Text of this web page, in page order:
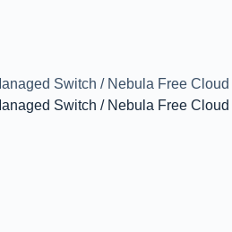
Switch / Nebula Free
Switch / Nebula Free